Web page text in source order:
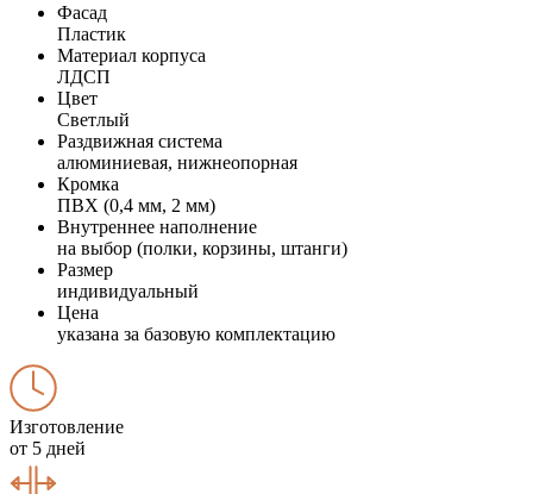
Фасад
Пластик
Материал корпуса
ЛДСП
Цвет
Светлый
Раздвижная система
алюминиевая, нижнеопорная
Кромка
ПВХ (0,4 мм, 2 мм)
Внутреннее наполнение
на выбор (полки, корзины, штанги)
Размер
индивидуальный
Цена
указана за базовую комплектацию
Изготовление
от 5 дней